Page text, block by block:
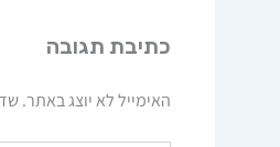
כתיבת תגובה
האימייל לא יוצג באתר.